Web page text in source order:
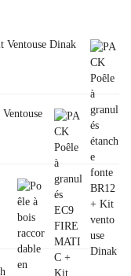
Ventouse Dinak